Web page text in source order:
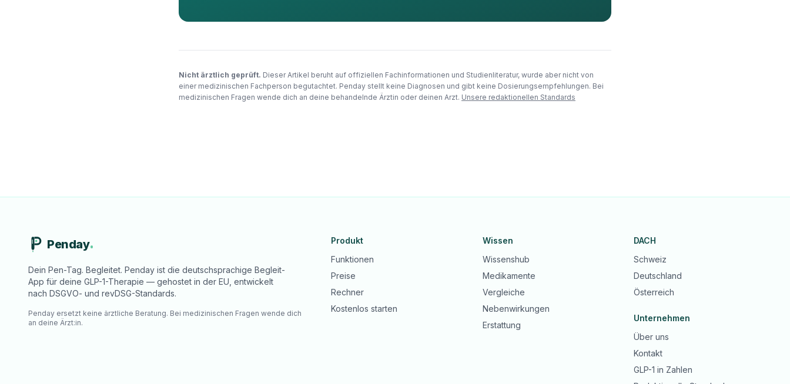
Nicht ärztlich geprüft. Dieser Artikel beruht auf offiziellen Fachinformationen und Studienliteratur, wurde aber nicht von
einer medizinischen Fachperson begutachtet. Penday stellt keine Diagnosen und gibt keine Dosierungsempfehlungen. Bei
medizinischen Fragen wende dich an deine behandelnde Ärztin oder deinen Arzt. Unsere redaktionellen Standards
Penday
Dein Pen-Tag. Begleitet. Penday ist die deutschsprachige Begleit-
App für deine GLP-1-Therapie — gehostet in der EU, entwickelt
nach DSGVO- und revDSG-Standards.
Penday ersetzt keine ärztliche Beratung. Bei medizinischen Fragen wende dich
an deine Ärzt:in.
Produkt
Funktionen
Preise
Rechner
Kostenlos starten
Wissen
Wissenshub
Medikamente
Vergleiche
Nebenwirkungen
Erstattung
DACH
Schweiz
Deutschland
Österreich
Unternehmen
Über uns
Kontakt
GLP-1 in Zahlen